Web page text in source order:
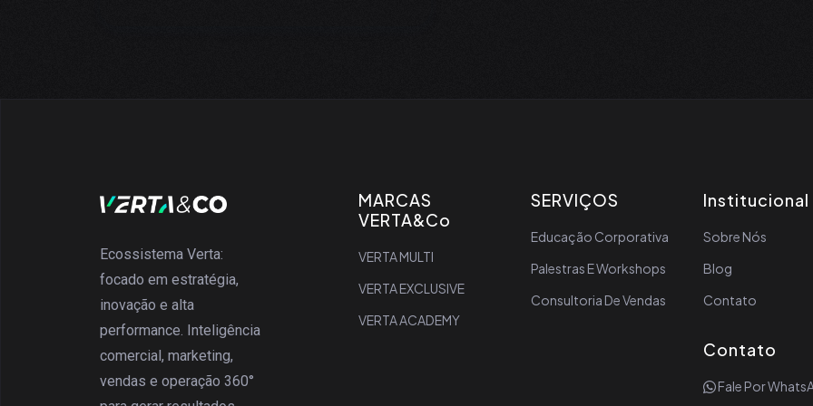
Ecossistema Verta:
focado em estratégia,
inovação e alta
performance. Inteligência
comercial, marketing,
vendas e operação 360°
MARCAS
VERTA&Co
VERTA MULTI
VERTA EXCLUSIVE
VERTA ACADEMY
SERVIÇOS
Educação Corporativa
Palestras E Workshops
Consultoria De Vendas
Institucional
Sobre Nós
Blog
Contato
Contato
Fale Por